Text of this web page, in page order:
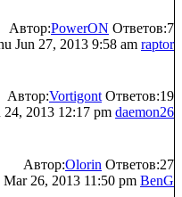
Автор:PowerON Ответов:7
Jun 27, 2013 9:58 am raptor
Автор:Vortigont Ответов:19
2013 12:17 pm daemon26
Автор:Olorin Ответов:27
26, 2013 11:50 pm BenG